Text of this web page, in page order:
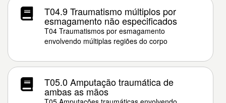
T04.9 Traumatismo múltiplos por
esmagamento não especificados
T04 Traumatismos por esmagamento
envolvendo múltiplas regiões do corpo
T05.0 Amputação traumática de
ambas as mãos